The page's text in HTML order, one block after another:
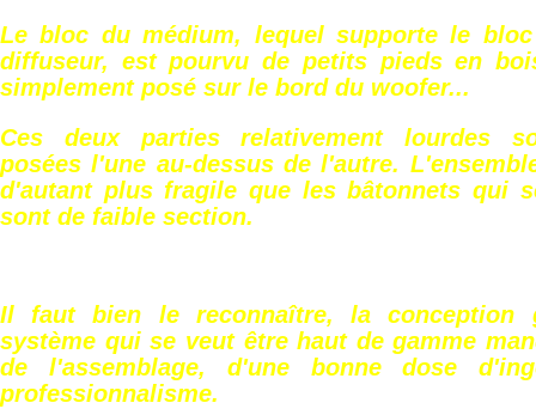
Le bloc du médium, lequel supporte le
diffuseur, est pourvu de petits pieds en
simplement posé sur le bord du woofer...
Ces deux parties relativement lourdes
posées l'une au-dessus de l'autre.
d'autant plus fragile que les bâtonnets qui
sont de faible section.
Il faut bien le reconnaître, la conception
système qui se veut être haut de gamme
de l'assemblage, d'une bonne dose
professionnalisme.